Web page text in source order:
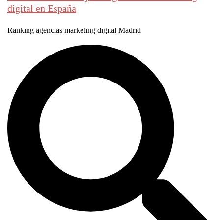
digital en España
Ranking agencias marketing digital Madrid